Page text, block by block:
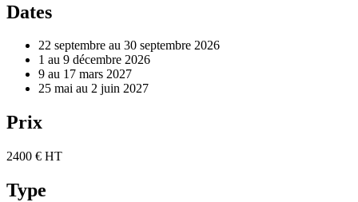
Dates
22 septembre au 30 septembre 2026
1 au 9 décembre 2026
9 au 17 mars 2027
25 mai au 2 juin 2027
Prix
2400 € HT
Type